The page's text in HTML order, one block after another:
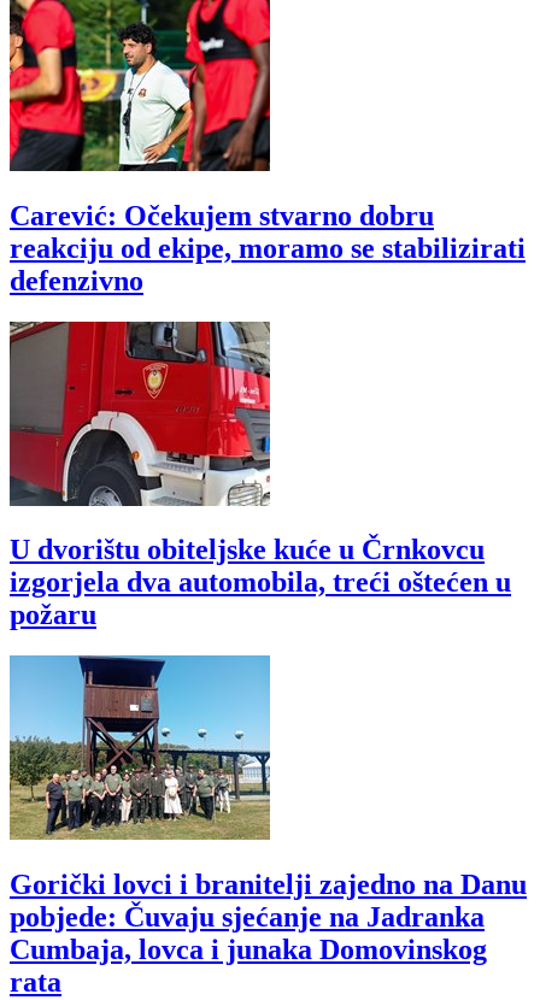
Carević: Očekujem stvarno dobru
reakciju od ekipe, moramo se stabilizirati
defenzivno
U dvorištu obiteljske kuće u Črnkovcu
izgorjela dva automobila, treći oštećen u
požaru
Gorički lovci i branitelji zajedno na Danu
pobjede: Čuvaju sjećanje na Jadranka
Cumbaja, lovca i junaka Domovinskog
rata